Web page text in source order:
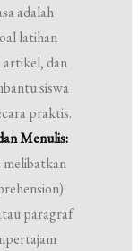
adalah
latihan
artikel, dan
siswa
praktis.
Menulis:
melibatkan
paragraf